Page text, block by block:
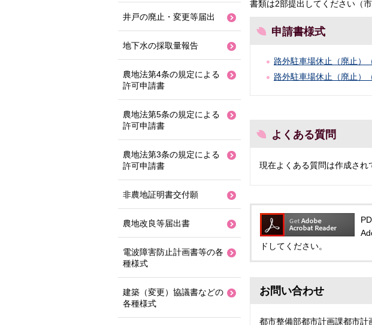
書類は2部提出してください（
申請書様式
路外駐車場休止（廃止）
路外駐車場休止（廃止）
よくある質問
現在よくある質問は作成され
ドしてください。
お問い合わせ
都市整備部都市計画課都市計
井戸の廃止・変更等届出
地下水の採取量報告
農地法第4条の規定による
許可申請書
農地法第5条の規定による
許可申請書
農地法第3条の規定による
許可申請書
非農地証明書交付願
農地改良等届出書
電波障害防止計画書等の各
種様式
建築（変更）協議書などの
各種様式